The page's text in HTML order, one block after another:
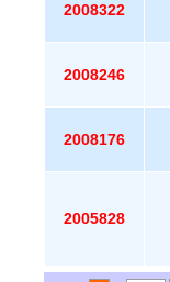
2008322
2008246
2008176
2005828